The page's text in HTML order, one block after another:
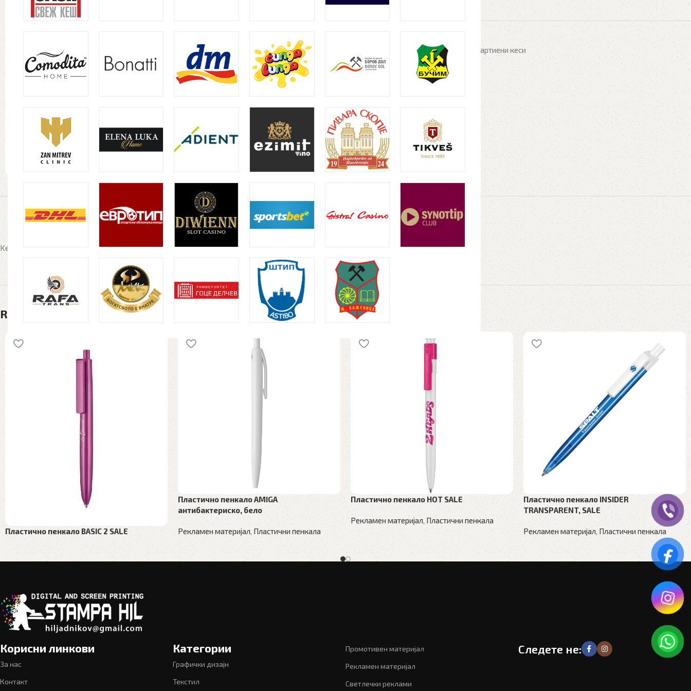
Compare
Рекламен материјал
Хартиени кеси
Share:
DESCRIPTIONADDITIONAL INFORMATION DELIVERY DETAILS
Kesa, kesi, кеси, хартиени, hartieni, promo best, hartiena
Related products
Пластично пенкало BASIC 2 SALE
Рекламен материјал ,Пластични пенкала
Пластично пенкало AMIGA
антибактериско, бело
Рекламен материјал,Пластични пенкала
Пластично пенкало HOT SALE
Рекламен материјал, Пластични пенкала
Пластично пенкало INSIDER
TRANSPARENT, SALE
Рекламен материјал,Пластични пенкала
Корисни линкови
За нас
Контакт
Категории
Графички дизајн
Текстил
Промотивен материјал
Рекламен материјал
Светлечки реклами
Следете не: